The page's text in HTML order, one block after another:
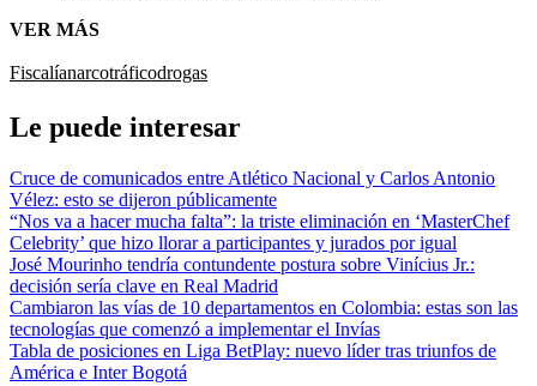
VER MÁS
Fiscalíanarcotráficodrogas
Le puede interesar
Cruce de comunicados entre Atlético Nacional y Carlos Antonio
Vélez: esto se dijeron públicamente
“Nos va a hacer mucha falta”: la triste eliminación en ‘MasterChef
Celebrity’ que hizo llorar a participantes y jurados por igual
José Mourinho tendría contundente postura sobre Vinícius Jr.:
decisión sería clave en Real Madrid
Cambiaron las vías de 10 departamentos en Colombia: estas son las
tecnologías que comenzó a implementar el Invías
Tabla de posiciones en Liga BetPlay: nuevo líder tras triunfos de
América e Inter Bogotá